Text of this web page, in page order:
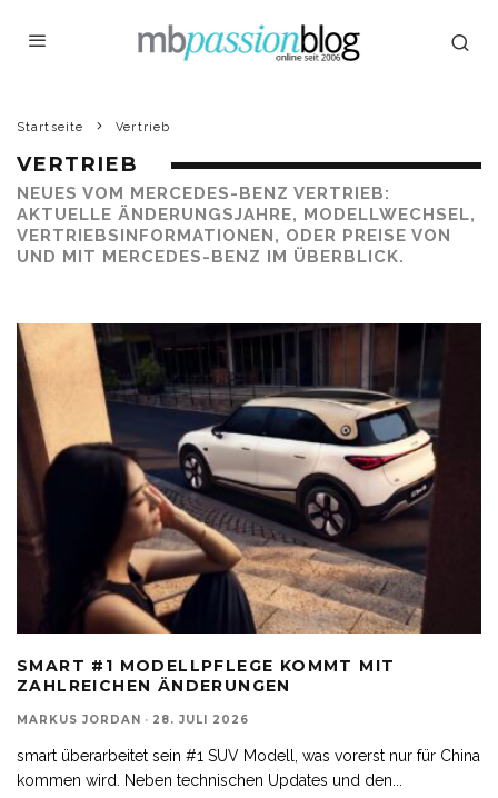
Startseite Vertrieb
VERTRIEB
NEUES VOM MERCEDES-BENZ VERTRIEB:
AKTUELLE ÄNDERUNGSJAHRE, MODELLWECHSEL,
VERTRIEBSINFORMATIONEN, ODER PREISE VON
UND MIT MERCEDES-BENZ IM ÜBERBLICK.
SMART #1 MODELLPFLEGE KOMMT MIT
ZAHLREICHEN ÄNDERUNGEN
MARKUS JORDAN · 28. JULI 2026
smart überarbeitet sein #1 SUV Modell, was vorerst nur für China
kommen wird. Neben technischen Updates und den